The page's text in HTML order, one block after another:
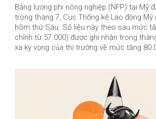
Bảng lương phi nông nghiệp (NFP) tại Mỹ
trong tháng 7, Cục Thống kê Lao động Mỹ
hôm thứ Sáu. Số liệu này theo sau mức
chỉnh từ 57.000) được ghi nhận trong
xa kỳ vọng của thị trường về mức tăng